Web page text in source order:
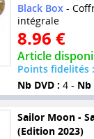
Black Box-
intégrale
8.96 €
Article
Points fidelités
Nb DVD : 4 - Nb
Sailor Moon -
(Edition 2023)